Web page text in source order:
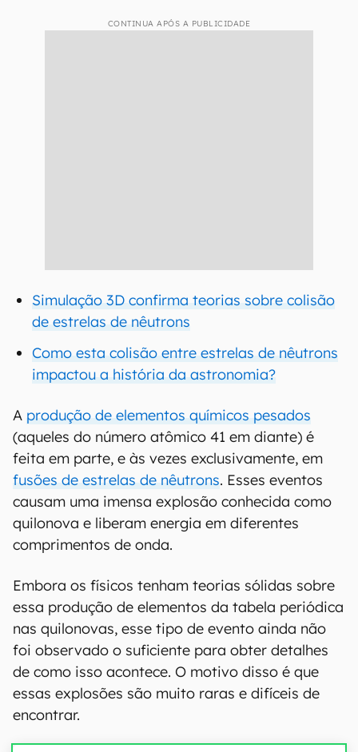
CONTINUA APÓS A PUBLICIDADE
Simulação 3D confirma teorias sobre colisão
de estrelas de nêutrons
Como esta colisão entre estrelas de nêutrons
impactou a história da astronomia?
A produção de elementos químicos pesados
(aqueles do número atômico 41 em diante) é
feita em parte, e às vezes exclusivamente, em
fusões de estrelas de nêutrons. Esses eventos
causam uma imensa explosão conhecida como
quilonova e liberam energia em diferentes
comprimentos de onda.
Embora os físicos tenham teorias sólidas sobre
essa produção de elementos da tabela periódica
nas quilonovas, esse tipo de evento ainda não
foi observado o suficiente para obter detalhes
de como isso acontece. O motivo disso é que
essas explosões são muito raras e difíceis de
encontrar.